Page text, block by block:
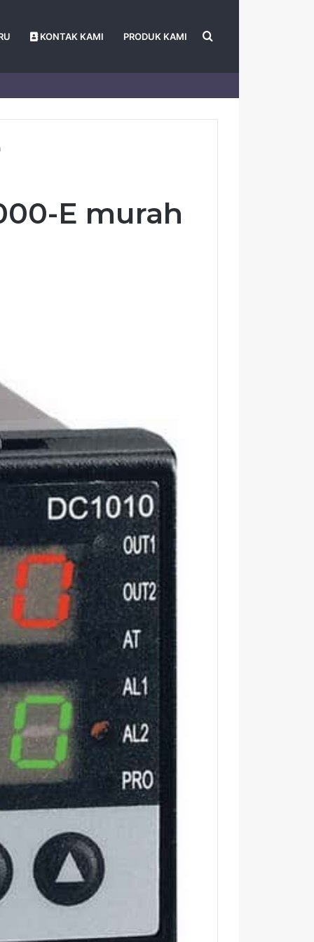
KONTAK KAMI PRODUK KAMI Search
E murah